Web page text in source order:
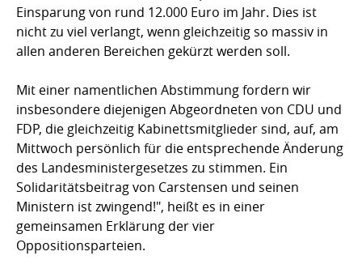
Einsparung von rund 12.000 Euro im Jahr. Dies ist
nicht zu viel verlangt, wenn gleichzeitig so massiv in
allen anderen Bereichen gekürzt werden soll.
Mit einer namentlichen Abstimmung fordern wir
insbesondere diejenigen Abgeordneten von CDU und
FDP, die gleichzeitig Kabinettsmitglieder sind, auf, am
Mittwoch persönlich für die entsprechende Änderung
des Landesministergesetzes zu stimmen. Ein
Solidaritätsbeitrag von Carstensen und seinen
Ministern ist zwingend!", heißt es in einer
gemeinsamen Erklärung der vier
Oppositionsparteien.